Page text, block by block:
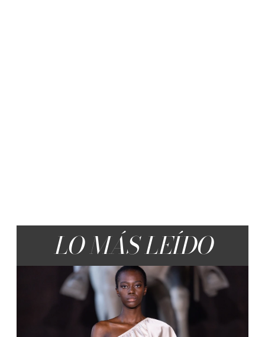
LO MÁS LEÍDO